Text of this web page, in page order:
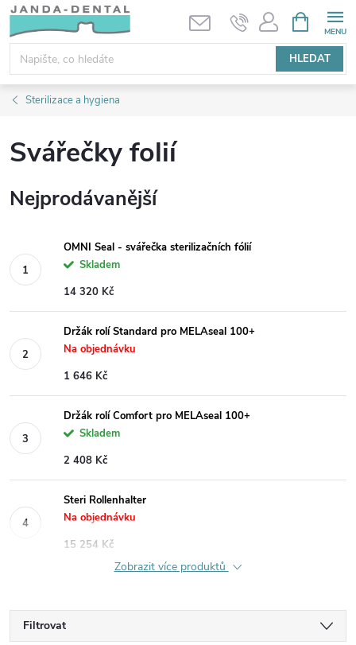
Přejít
obsah
HLEDAT
NÁKUPNÍ
KOŠÍK
Sterilizace a hygiena
Svářečky folií
Nejprodávanější
OMNI Seal - svářečka sterilizačních fólií
Skladem
14 320 Kč
Držák rolí Standard pro MELAseal 100+
Na objednávku
1 646 Kč
Držák rolí Comfort pro MELAseal 100+
Skladem
2 408 Kč
Steri Rollenhalter
Na objednávku
15 254 Kč
Zobrazit více produktů
Filtrovat